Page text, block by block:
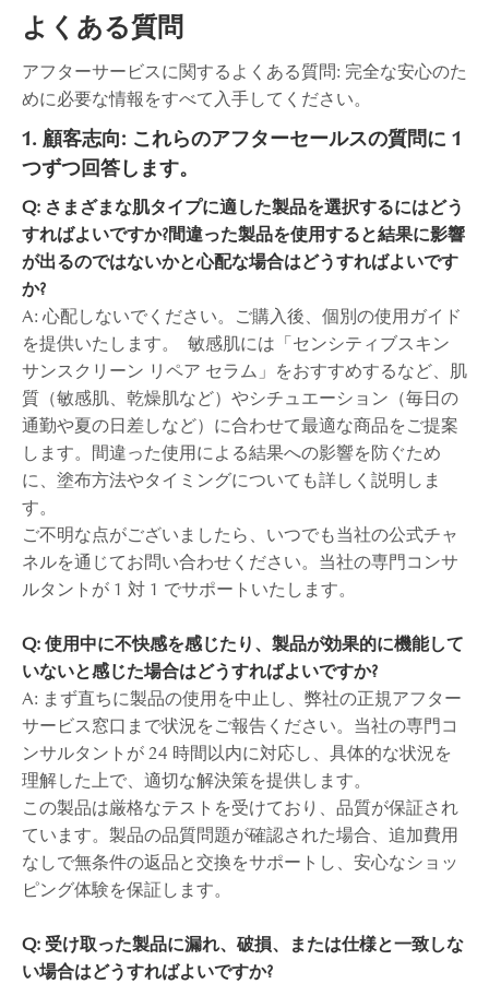
よくある質問
アフターサービスに関するよくある質問: 完全な安心のた
めに必要な情報をすべて入手してください。
1. 顧客志向: これらのアフターセールスの質問に 1
つずつ回答します。
Q: さまざまな肌タイプに適した製品を選択するにはどう
すればよいですか?間違った製品を使用すると結果に影響
が出るのではないかと心配な場合はどうすればよいです
か?
A: 心配しないでください。ご購入後、個別の使用ガイド
を提供いたします。 敏感肌には「センシティブスキン
サンスクリーン リペア セラム」をおすすめするなど、肌
質（敏感肌、乾燥肌など）やシチュエーション（毎日の
通勤や夏の日差しなど）に合わせて最適な商品をご提案
します。間違った使用による結果への影響を防ぐため
に、塗布方法やタイミングについても詳しく説明しま
す。
ご不明な点がございましたら、いつでも当社の公式チャ
ネルを通じてお問い合わせください。当社の専門コンサ
ルタントが 1 対 1 でサポートいたします。
Q: 使用中に不快感を感じたり、製品が効果的に機能して
いないと感じた場合はどうすればよいですか?
A: まず直ちに製品の使用を中止し、弊社の正規アフター
サービス窓口まで状況をご報告ください。当社の専門コ
ンサルタントが 24 時間以内に対応し、具体的な状況を
理解した上で、適切な解決策を提供します。
この製品は厳格なテストを受けており、品質が保証され
ています。製品の品質問題が確認された場合、追加費用
なしで無条件の返品と交換をサポートし、安心なショッ
ピング体験を保証します。
Q: 受け取った製品に漏れ、破損、または仕様と一致しな
い場合はどうすればよいですか?